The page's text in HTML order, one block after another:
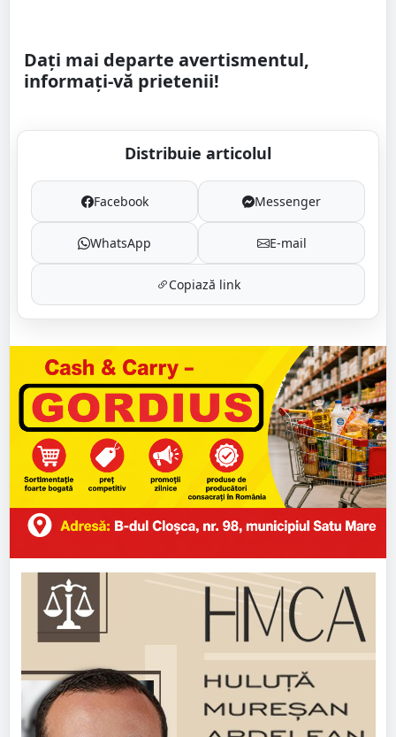
Dați mai departe avertismentul,
informați-vă prietenii!
Distribuie articolul
Facebook Messenger
WhatsApp E-mail
Copiază link